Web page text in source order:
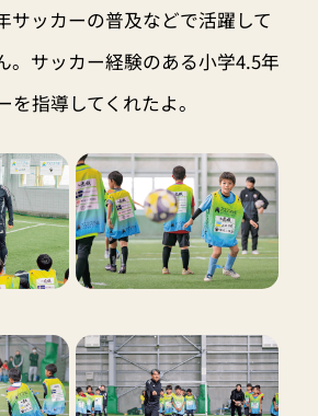
サッカーの普及などで活躍して
。サッカー経験のある小学4.5年
を指導してくれたよ。